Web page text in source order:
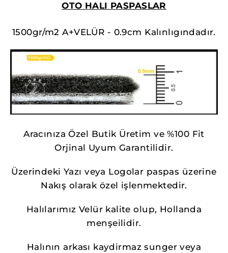
OTO HALI PASPASLAR
1500gr/m2 A+VELÜR - 0.9cm Kalınlıgındadır.
Aracınıza Özel Butik Üretim ve %100 Fit
Orjinal Uyum Garantilidir.
Üzerindeki Yazı veya Logolar paspas üzerine
Nakış olarak özel işlenmektedir.
Halılarımız Velür kalite olup, Hollanda
menşeilidir.
Halının arkası kaydirmaz sunger veya